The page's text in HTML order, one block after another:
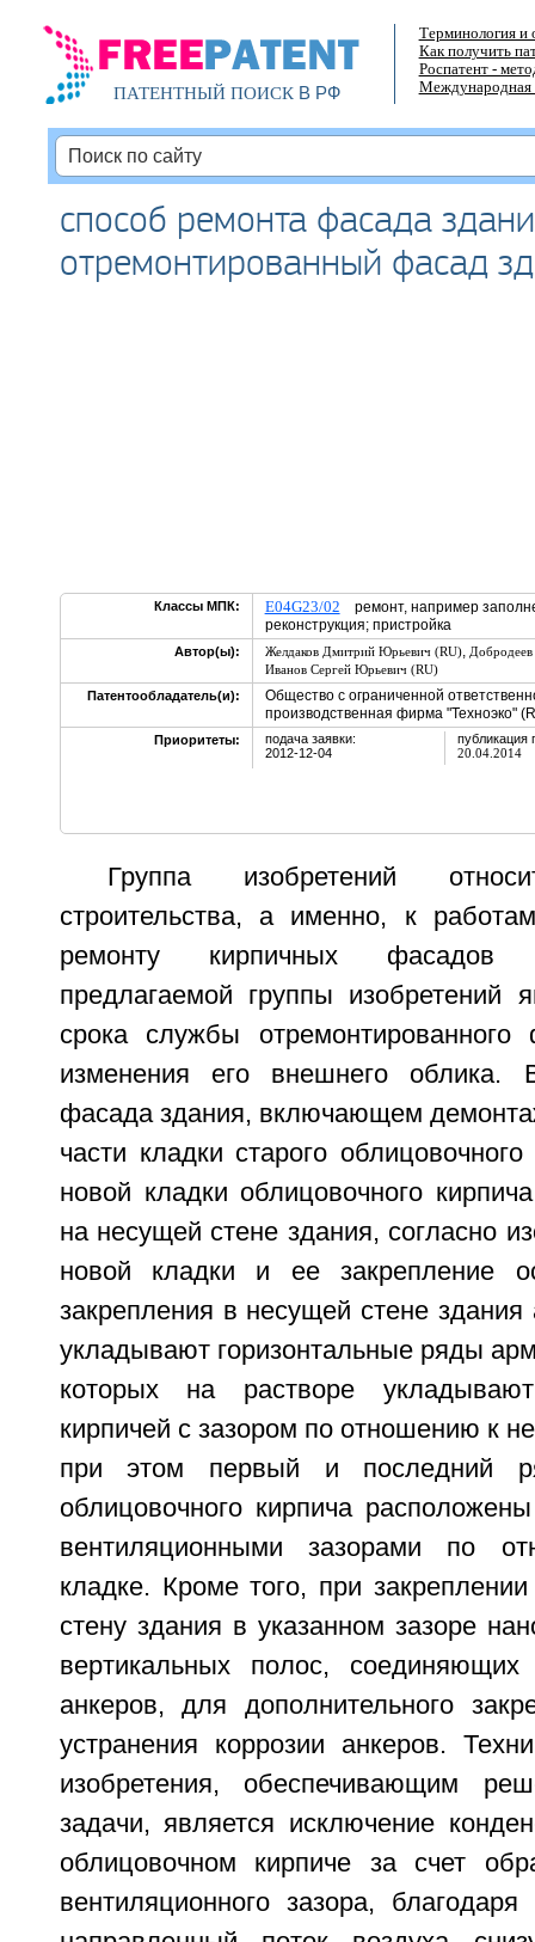
ПАТЕНТНЫЙ ПОИСКВ РФ
Терминология и
Как получить
Роспатент -
Международная
способ ремонта фасада
отремонтированный фасад
Классы МПК: E04G23/02 ремонт, например
реконструкция; пристройка
Автор(ы): Желдаков Дмитрий Юрьевич (RU),
Иванов Сергей Юрьевич (RU)
Патентообладатель(и):
Общество с ограниченной
производственная фирма "Техноэко"
Приоритеты:
подача заявки:
2012-12-04
публикация
20.04.2014
Группа изобретений
строительства, а именно, к
ремонту кирпичных фасадов
предлагаемой группы изобретений
срока службы
изменения его внешнего облика.
фасада здания, включающем
части кладки старого
новой кладки облицовочного
на несущей стене здания, согласно
новой кладки и ее закрепление
закрепления в несущей стене
укладывают горизонтальные ряды
которых на растворе
кирпичей с зазором по отношению к
при этом первый и последний
облицовочного кирпича
вентиляционными зазорами по
кладке. Кроме того, при
стену здания в указанном зазоре
вертикальных полос, соединяющих
анкеров, для дополнительного
устранения коррозии анкеров.
изобретения, обеспечивающим
задачи, является исключение
облицовочном кирпиче за счет
вентиляционного зазора, благодаря